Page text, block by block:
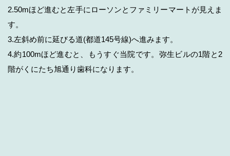
2.50mほど進むと左手にローソンとファミリーマートが見えま
す。
3.左斜め前に延びる道(都道145号線)へ進みます。
4.約100mほど進むと、もうすぐ当院です。弥生ビルの1階と2
階がくにたち旭通り歯科になります。